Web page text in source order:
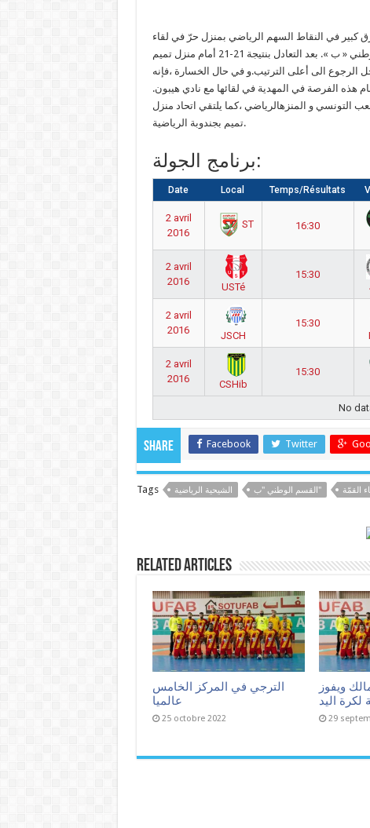
كبير في النقاط السهم الرياضي بمنزل حرّ في لقاء
القمّة في إطار الجولة الرابعة من مرحلة الصعود في القسم الوطني « ب ». بعد التعادل بنتيجة 21-21 أمام منزل تميم
الرجوع الى أعلى الترتيب.و في حال الخسارة ،فإنه
هذه الفرصة في المهدية في لقائها مع نادي هيبون.
التونسي و المنزهالرياضي ،كما يلتقي اتحاد منزل
تميم بجندوبة الرياضية.
برنامج الجولة:
Date Local Temps/Résultats
2 avril
2016
ST
16:30
2 avril
2016
USTé
15:30
2 avril
2016
JSCH
15:30
2 avril
2016
CSHib
15:30
No
Share Facebook Twitter
Tags الشيحية الرياضية القسم الوطني "ب" القمّة
Related Articles
الترجي في المركز الخامس
عالميا
25 octobre 2022
ويفوز
لكرة اليد
29